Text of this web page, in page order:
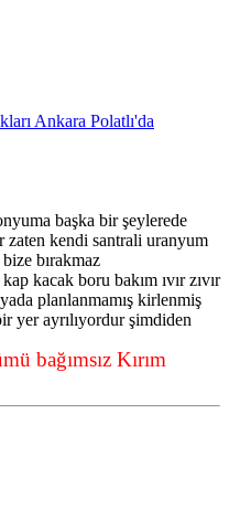
Ankara Polatlı'da
başka bir şeylerede
zaten kendi santrali uranyum
bize bırakmaz
kacak boru bakım ıvır zıvır
planlanmamış kirlenmiş
yer ayrılıyordur şimdiden
bağımsız Kırım